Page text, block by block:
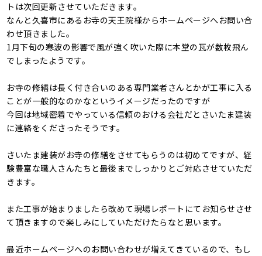
トは次回更新させていただきます。
なんと久喜市にあるお寺の天王院様からホームページへお問い合
わせ頂きました。
1月下旬の寒波の影響で風が強く吹いた際に本堂の瓦が数枚飛ん
でしまったようです。
お寺の修繕は長く付き合いのある専門業者さんとかが工事に入る
ことが一般的なのかなというイメージだったのですが
今回は地域密着でやっている信頼のおける会社だとさいたま建装
に連絡をくださったそうです。
さいたま建装がお寺の修繕をさせてもらうのは初めてですが、経
験豊富な職人さんたちと最後までしっかりとご対応させていただ
きます。
また工事が始まりましたら改めて現場レポートにてお知らせさせ
て頂きますので楽しみにしていただけたらなと思います。
最近ホームページへのお問い合わせが増えてきているので、もし